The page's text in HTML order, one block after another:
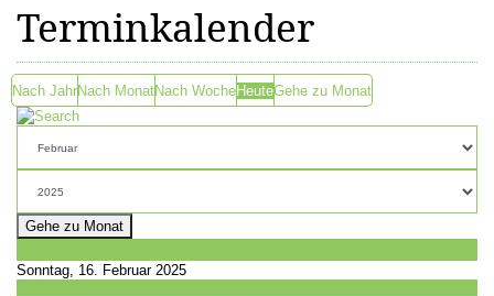
Terminkalender
Nach JahrNach MonatNach WocheHeuteGehe zu Monat
Gehe zu Monat
Sonntag, 16. Februar 2025